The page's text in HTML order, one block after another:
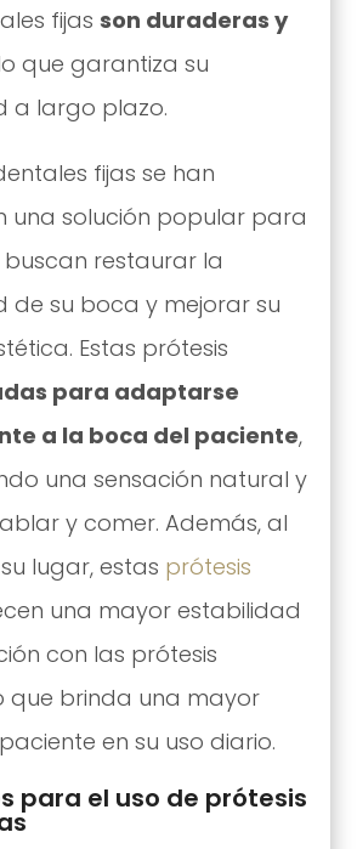
fijas son duraderas y
que garantiza su
a largo plazo.
fijas se han
una solución popular para
restaurar la
de su boca y mejorar su
Estas prótesis
para adaptarse
a la boca del paciente,
una sensación natural y
y comer. Además, al
lugar, estas prótesis
una mayor estabilidad
con las prótesis
que brinda una mayor
en su uso diario.
para el uso de prótesis